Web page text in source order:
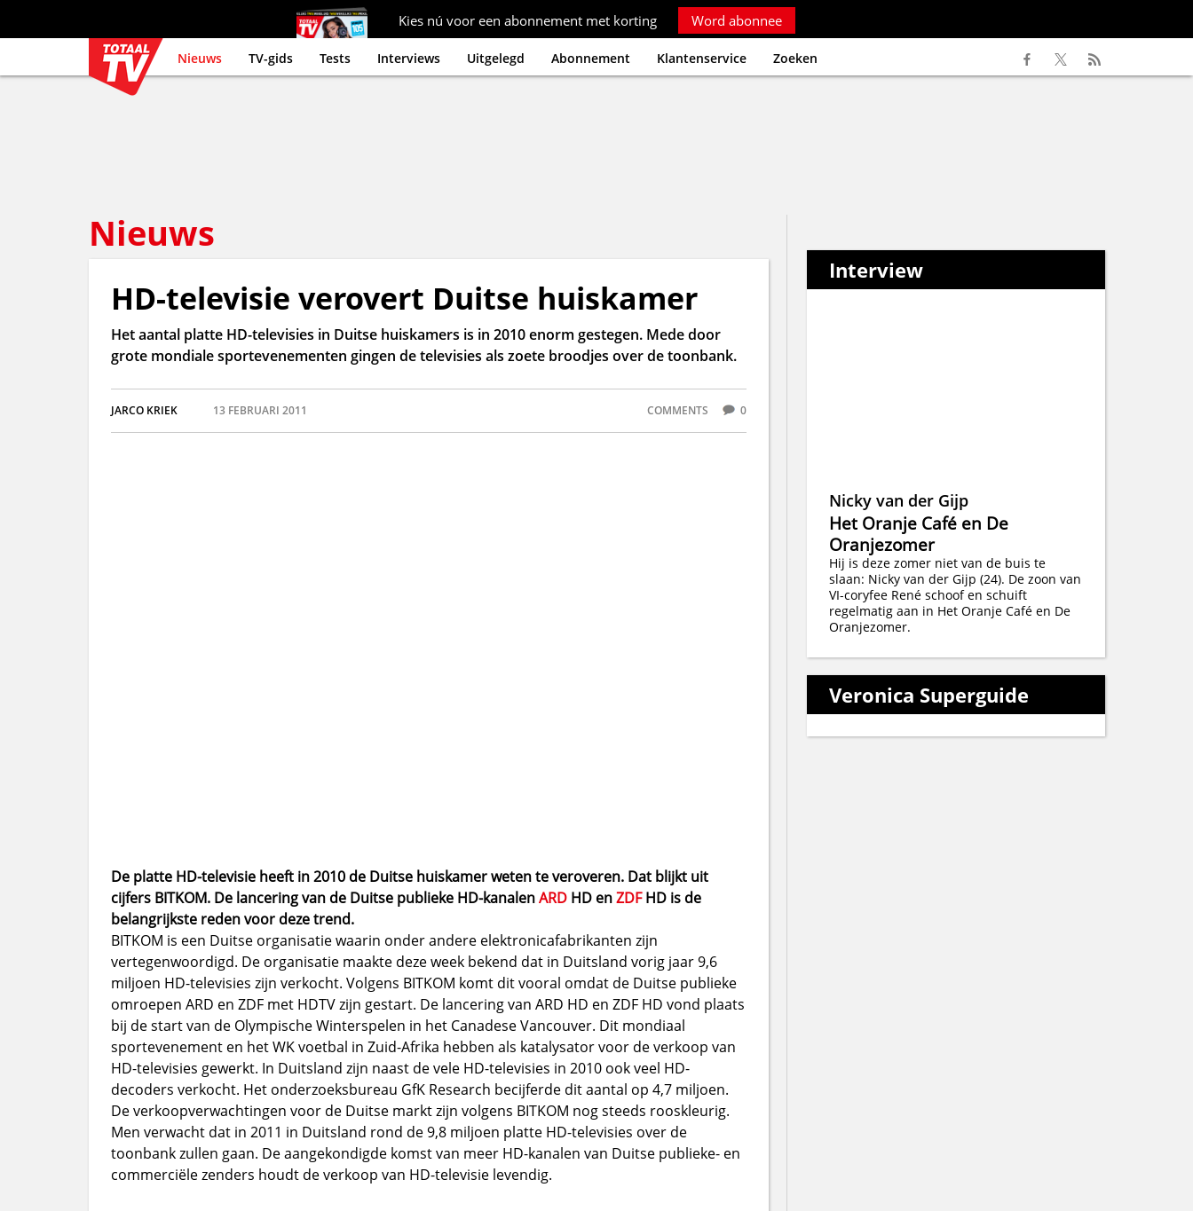
Kies nú voor een abonnement met korting Word abonnee
Nieuws TV-gids Tests Interviews Uitgelegd Abonnement Klantenservice Zoeken
Nieuws
HD-televisie verovert Duitse huiskamer
Het aantal platte HD-televisies in Duitse huiskamers is in 2010 enorm gestegen. Mede door
grote mondiale sportevenementen gingen de televisies als zoete broodjes over de toonbank.
JARCO KRIEK 13 FEBRUARI 2011 COMMENTS 0
De platte HD-televisie heeft in 2010 de Duitse huiskamer weten te veroveren. Dat blijkt uit
cijfers BITKOM. De lancering van de Duitse publieke HD-kanalenARDHD enZDFHD is de
belangrijkste reden voor deze trend.
BITKOM is een Duitse organisatie waarin onder andere elektronicafabrikanten zijn
vertegenwoordigd. De organisatie maakte deze week bekend dat in Duitsland vorig jaar 9,6
miljoen HD-televisies zijn verkocht. Volgens BITKOM komt dit vooral omdat de Duitse publieke
omroepen ARD en ZDF met HDTV zijn gestart. De lancering van ARD HD en ZDF HD vond plaats
bij de start van de Olympische Winterspelen in het Canadese Vancouver. Dit mondiaal
sportevenement en het WK voetbal in Zuid-Afrika hebben als katalysator voor de verkoop van
HD-televisies gewerkt. In Duitsland zijn naast de vele HD-televisies in 2010 ook veel HD-
decoders verkocht. Het onderzoeksbureau GfK Research becijferde dit aantal op 4,7 miljoen.
De verkoopverwachtingen voor de Duitse markt zijn volgens BITKOM nog steeds rooskleurig.
Men verwacht dat in 2011 in Duitsland rond de 9,8 miljoen platte HD-televisies over de
toonbank zullen gaan. De aangekondigde komst van meer HD-kanalen van Duitse publieke- en
commerciële zenders houdt de verkoop van HD-televisie levendig.
Interview
Nicky van der Gijp
Het Oranje Café en De
Oranjezomer
Hij is deze zomer niet van de buis te
slaan: Nicky van der Gijp (24). De zoon van
VI-coryfee René schoof en schuift
regelmatig aan in Het Oranje Café en De
Oranjezomer.
Veronica Superguide